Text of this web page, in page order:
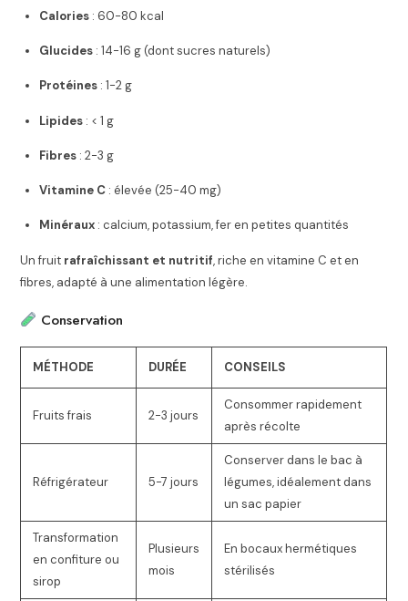
Calories : 60-80 kcal
Glucides : 14-16 g (dont sucres naturels)
Protéines : 1-2 g
Lipides : < 1 g
Fibres : 2-3 g
Vitamine C : élevée (25-40 mg)
Minéraux : calcium, potassium, fer en petites quantités
Un fruit rafraîchissant et nutritif, riche en vitamine C et en
fibres, adapté à une alimentation légère.
Conservation
MÉTHODE DURÉE CONSEILS
Fruits frais 2-3 jours
Consommer rapidement
après récolte
Réfrigérateur 5-7 jours
Conserver dans le bac à
légumes, idéalement dans
un sac papier
Transformation
en confiture ou
sirop
Plusieurs
mois
En bocaux hermétiques
stérilisés